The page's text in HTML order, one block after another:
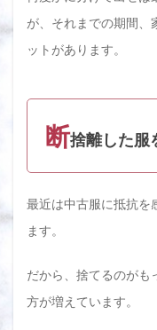
が、それまでの期間、
ットがあります。
断捨離した服
最近は中古服に抵抗を
ます。
だから、捨てるのがも
方が増えています。